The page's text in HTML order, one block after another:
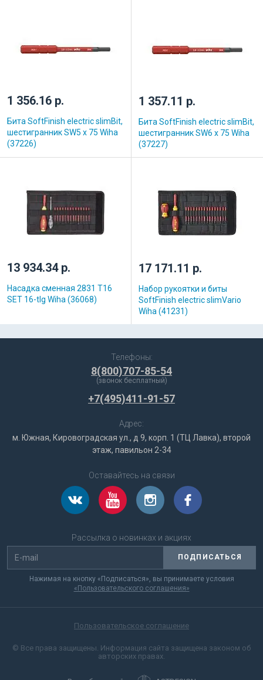
1 356.16 р.
Бита SoftFinish electric slimBit,
шестигранник SW5 x 75 Wiha
(37226)
1 357.11 р.
Бита SoftFinish electric slimBit,
шестигранник SW6 x 75 Wiha
(37227)
13 934.34 р.
Насадка сменная 2831 T16
SET 16-tlg Wiha (36068)
17 171.11 р.
Набор рукоятки и биты
SoftFinish electric slimVario
Wiha (41231)
Телефоны:
8(800)707-85-54
(звонок бесплатный)
+7(495)411-91-57
Адрес:
м. Южная, Кировоградская ул., д 9, корп. 1 (ТЦ Лавка), второй
этаж, павильон 2-34
Оставайтесь на связи
Рассылка о новинках и акциях
ПОДПИСАТЬСЯ
Нажимая на кнопку «Подписаться», вы принимаете условия
«Пользовательского соглашения»
Пользовательское соглашение
© Все права защищены. Информация сайта защищена законом об
авторских правах.